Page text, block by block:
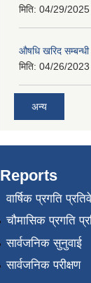
मिति: 04/29/
औषधि खरिद
मिति: 04/26/
अन्य
Reports
वार्षिक प्रगति
चौमासिक प्रगति
सार्वजनिक सुनुवाई
सार्वजनिक परीक्षण